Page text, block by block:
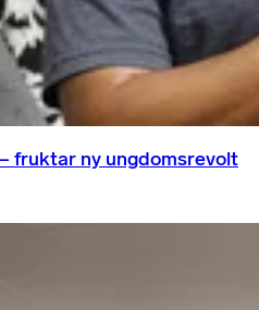
fruktar ny ungdomsrevolt